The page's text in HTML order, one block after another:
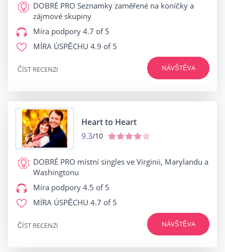
DOBRÉ PRO Seznamky zaměřené na koníčky a
zájmové skupiny
Míra podpory 4.7 of 5
MÍRA ÚSPĚCHU 4.9 of 5
NÁVŠTĚVA
ČÍST RECENZI
Heart to Heart
9.3/10
DOBRÉ PRO místní singles ve Virginii, Marylandu a
Washingtonu
Míra podpory 4.5 of 5
MÍRA ÚSPĚCHU 4.7 of 5
NÁVŠTĚVA
ČÍST RECENZI